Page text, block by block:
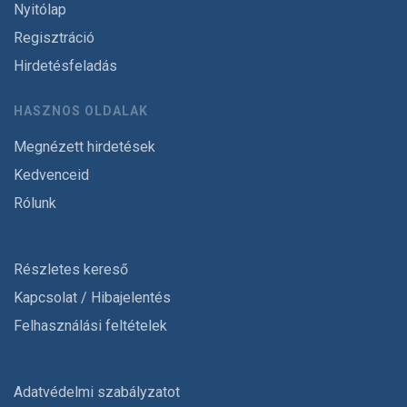
Nyitólap
Regisztráció
Hirdetésfeladás
HASZNOS OLDALAK
Megnézett hirdetések
Kedvenceid
Rólunk
Részletes kereső
Kapcsolat / Hibajelentés
Felhasználási feltételek
Adatvédelmi szabályzatot